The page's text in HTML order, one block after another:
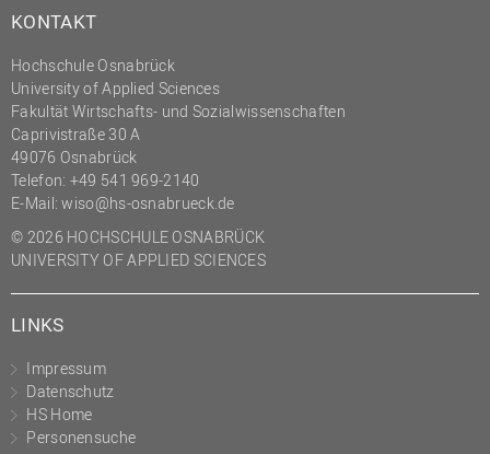
KONTAKT
Hochschule Osnabrück
University of Applied Sciences
Fakultät Wirtschafts- und Sozialwissenschaften
Caprivistraße 30 A
49076 Osnabrück
Telefon: +49 541 969-2140
E-Mail:wiso@hs-osnabrueck.de
© 2026 HOCHSCHULE OSNABRÜCK
UNIVERSITY OF APPLIED SCIENCES
LINKS
Impressum
Datenschutz
HS Home
Personensuche